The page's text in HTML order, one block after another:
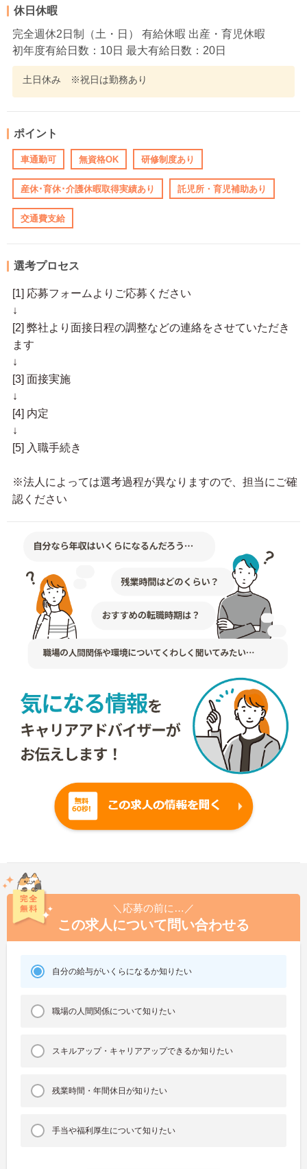
休日休暇
完全週休2日制（土・日） 有給休暇 出産・育児休暇
初年度有給日数：10日 最大有給日数：20日
土日休み ※祝日は勤務あり
ポイント
車通勤可 無資格OK 研修制度あり
産休･育休･介護休暇取得実績あり 託児所・育児補助あり
交通費支給
選考プロセス
[1] 応募フォームよりご応募ください
↓
[2] 弊社より面接日程の調整などの連絡をさせていただき
ます
↓
[3] 面接実施
↓
[4] 内定
↓
[5] 入職手続き
※法人によっては選考過程が異なりますので、担当にご確
認ください
＼応募の前に…／
この求人について問い合わせる
自分の給与がいくらになるか知りたい
職場の人間関係について知りたい
スキルアップ・キャリアアップできるか知りたい
残業時間・年間休日が知りたい
手当や福利厚生について知りたい